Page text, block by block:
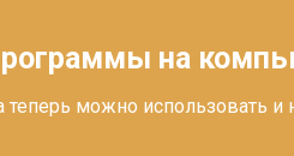
на
можно использовать и